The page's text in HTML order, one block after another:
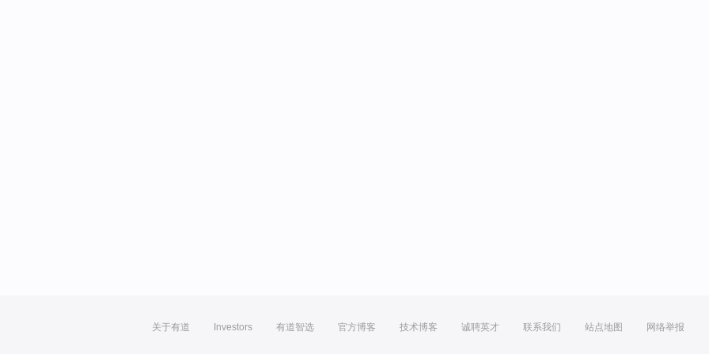
关于有道 Investors 有道智选 官方博客 技术博客 诚聘英才 联系我们 站点地图 网络举报